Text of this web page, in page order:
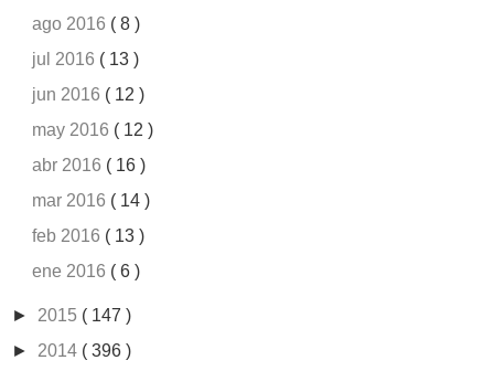
ago 2016 ( 8 )
jul 2016 ( 13 )
jun 2016 ( 12 )
may 2016 ( 12 )
abr 2016 ( 16 )
mar 2016 ( 14 )
feb 2016 ( 13 )
ene 2016 ( 6 )
► 2015 ( 147 )
► 2014 ( 396 )